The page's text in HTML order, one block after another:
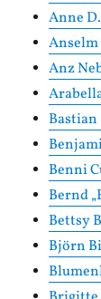
Anne
Anz
Benni
Bernd
Bettsy
Björn